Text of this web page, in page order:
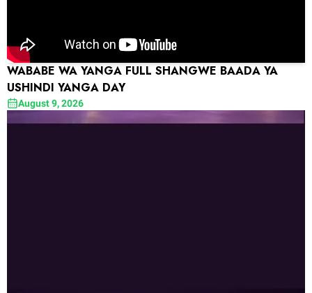
WABABE WA YANGA FULL SHANGWE BAADA YA
USHINDI YANGA DAY
August 9, 2026